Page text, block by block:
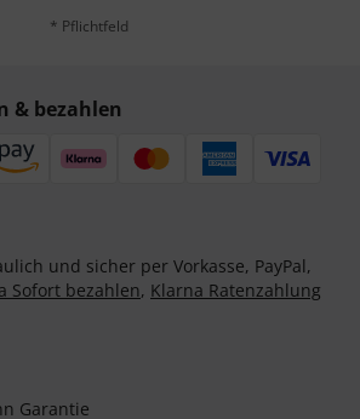
* Pflichtfeld
& bezahlen
und sicher per Vorkasse, PayPal,
Sofort bezahlen, Klarna Ratenzahlung
Garantie